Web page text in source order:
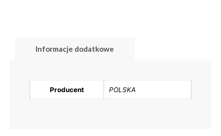
Informacje dodatkowe
Producent POLSKA